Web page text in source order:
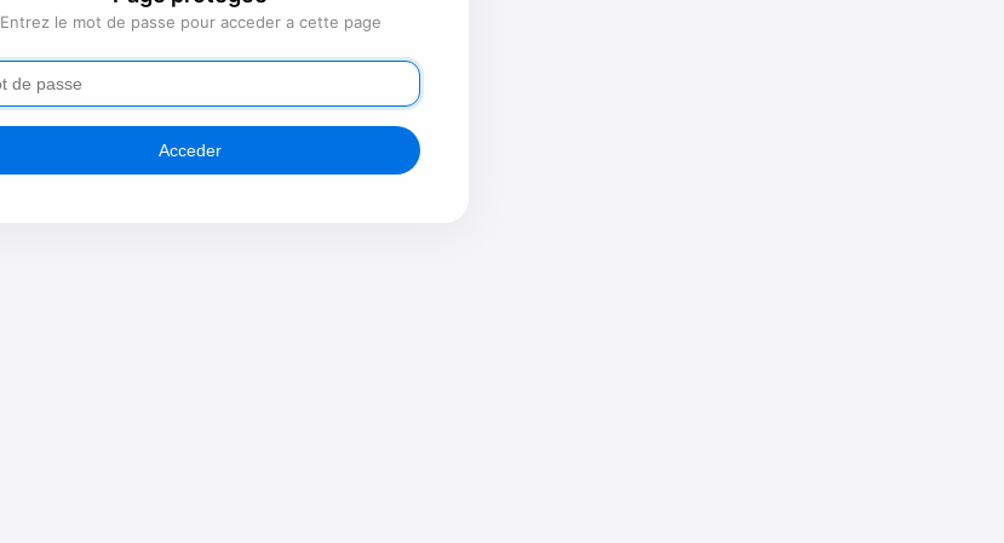
Entrez le mot de passe pour acceder a cette page
Acceder